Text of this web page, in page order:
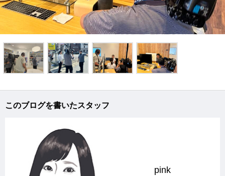
このブログを書いたスタッフ
pink